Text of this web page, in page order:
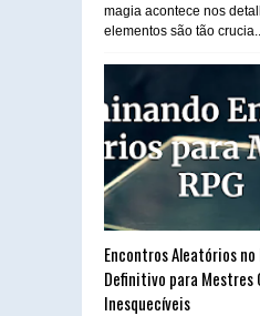
magia acontece nos
elementos são tão crucia...
Encontros Aleatórios no
Definitivo para Mestres
Inesquecíveis